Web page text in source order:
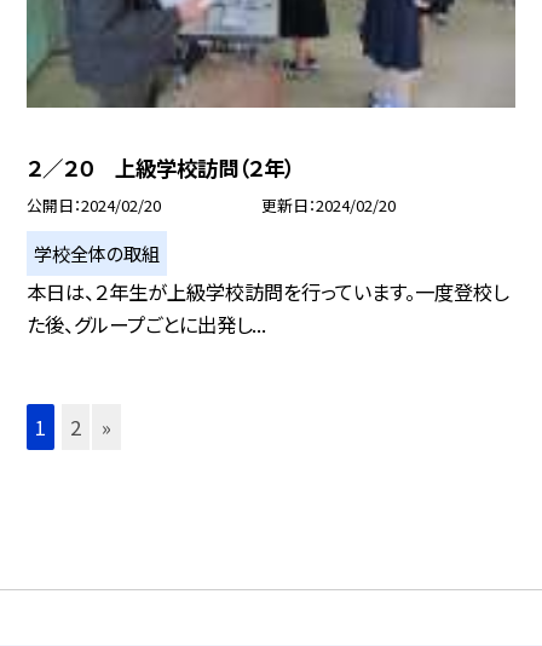
２／２０ 上級学校訪問（２年）
公開日 2024/02/20 更新日 2024/02/20
学校全体の取組
本日は、２年生が上級学校訪問を行っています。一度登校し
た後、グループごとに出発し...
1 2 »